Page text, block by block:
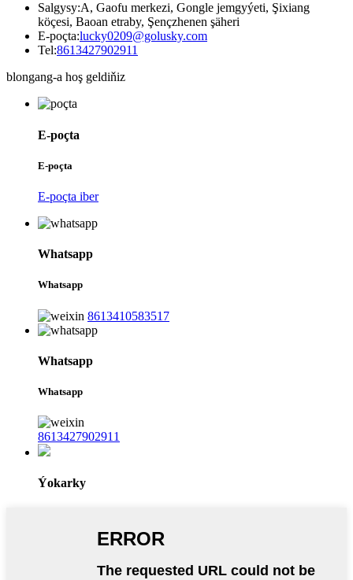
Salgysy:A, Gaofu merkezi, Gongle jemgyýeti, Şixiang
köçesi, Baoan etraby, Şençzhenen şäheri
E-poçta:lucky0209@golusky.com
Tel:8613427902911
blongang-a hoş geldiňiz
E-poçta
E-poçta
E-poçta iber
Whatsapp
Whatsapp
8613410583517
Whatsapp
Whatsapp
8613427902911
Ýokarky